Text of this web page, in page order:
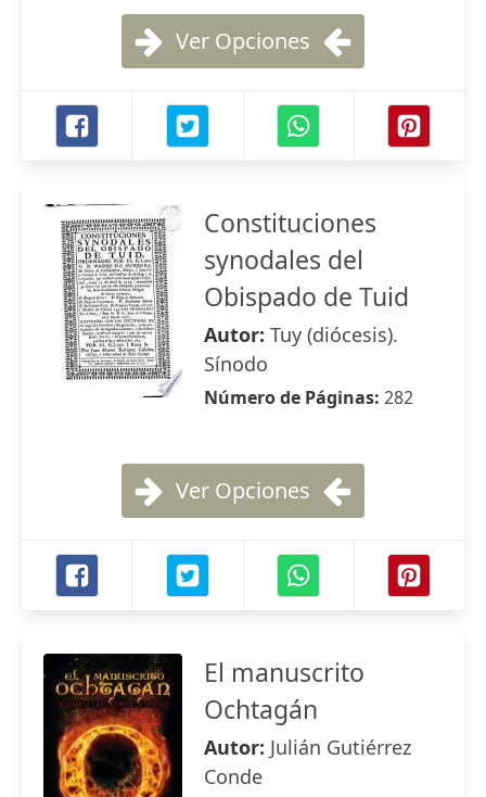
Ver Opciones
Constituciones
synodales del
Obispado de Tuid
Autor: Tuy (diócesis).
Sínodo
Número de Páginas: 282
Ver Opciones
El manuscrito
Ochtagán
Autor: Julián Gutiérrez
Conde